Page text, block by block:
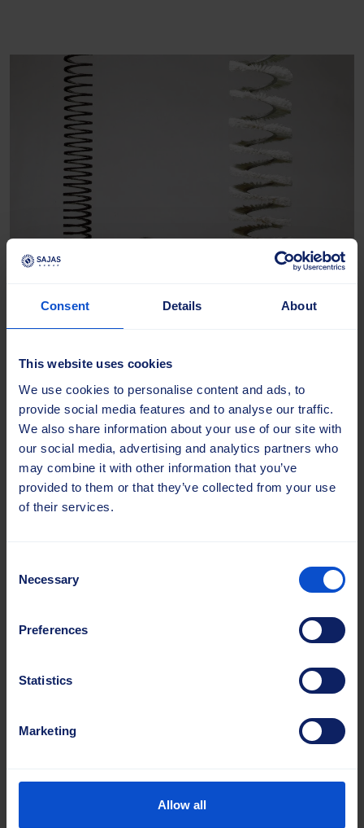
Consent Details About
This website uses cookies
We use cookies to personalise content and ads, to
provide social media features and to analyse our traffic.
We also share information about your use of our site with
our social media, advertising and analytics partners who
may combine it with other information that you’ve
provided to them or that they’ve collected from your use
of their services.
Selection
Necessary
Preferences
Statistics
Marketing
Allow all
Spiralbürsten
Effizient für verschiedene Prozesse
Spiralbürsten werden eingesetzt für
Schälen und Aufrauen von Oberflächen
Entfernen von hartnäckigem Schmutz und Rost